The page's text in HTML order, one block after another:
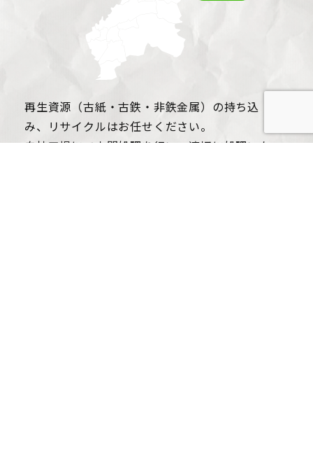
再生資源（古紙・古鉄・非鉄金属）の持ち込
み、リサイクルはお任せください。
自社工場にて中間処理を行い、適切に処理いた